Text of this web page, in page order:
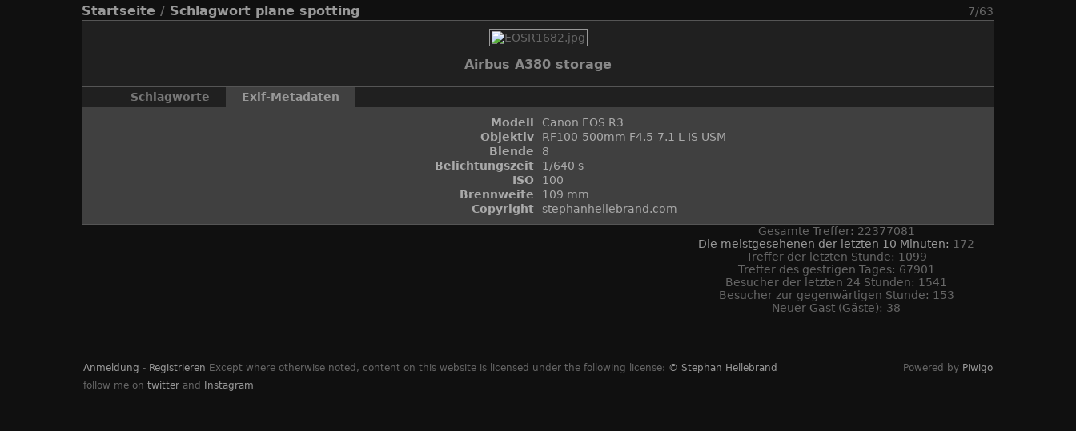
7/63
Startseite / Schlagwort plane spotting
Airbus A380 storage
Schlagworte
Exif-Metadaten
Modell
Canon EOS R3
Objektiv
RF100-500mm F4.5-7.1 L IS USM
Blende
8
Belichtungszeit
1/640 s
ISO
100
Brennweite
109 mm
Copyright
stephanhellebrand.com
Gesamte Treffer: 22377081
Die meistgesehenen der letzten 10 Minuten: 172
Treffer der letzten Stunde: 1099
Treffer des gestrigen Tages: 67901
Besucher der letzten 24 Stunden: 1541
Besucher zur gegenwärtigen Stunde: 153
Neuer Gast (Gäste): 38
Anmeldung - Registrieren Except where otherwise noted, content on this website is licensed under the following license: © Stephan Hellebrand
follow me on twitter and Instagram
Powered by Piwigo